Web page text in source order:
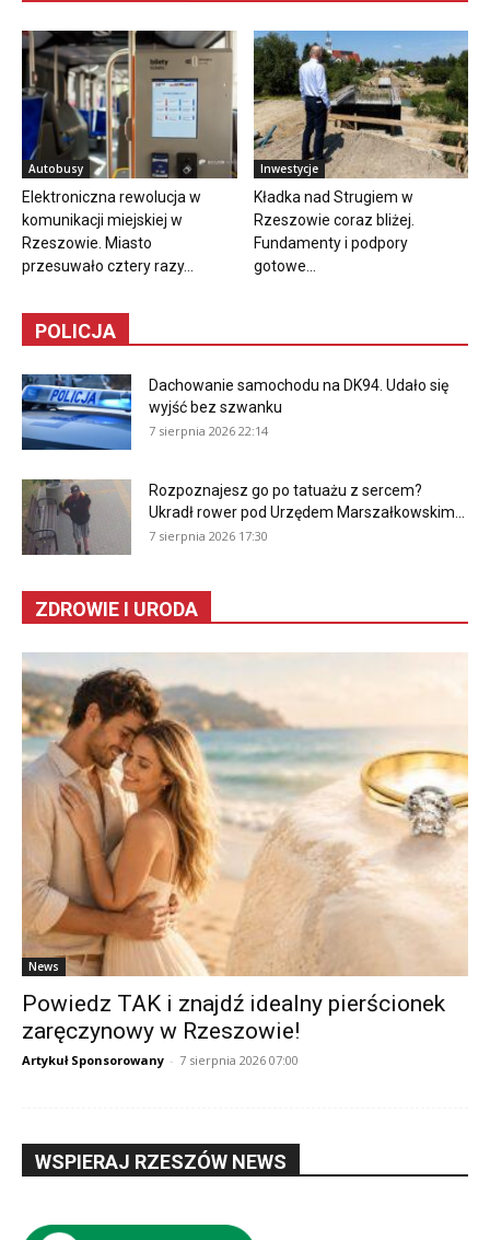
Autobusy
Elektroniczna rewolucja w
komunikacji miejskiej w
Rzeszowie. Miasto
przesuwało cztery razy...
Inwestycje
Kładka nad Strugiem w
Rzeszowie coraz bliżej.
Fundamenty i podpory
gotowe...
POLICJA
Dachowanie samochodu na DK94. Udało się
wyjść bez szwanku
7 sierpnia 2026 22:14
Rozpoznajesz go po tatuażu z sercem?
Ukradł rower pod Urzędem Marszałkowskim...
7 sierpnia 2026 17:30
ZDROWIE I URODA
News
Powiedz TAK i znajdź idealny pierścionek
zaręczynowy w Rzeszowie!
Artykuł Sponsorowany - 7 sierpnia 2026 07:00
WSPIERAJ RZESZÓW NEWS